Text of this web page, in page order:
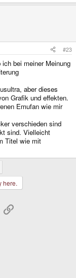
#23
bei meiner Meinung
aber dieses
Grafik und effekten.
Emufan wie mir
verschieden sind
sind. Vielleicht
Titel wie mit
here.
Link